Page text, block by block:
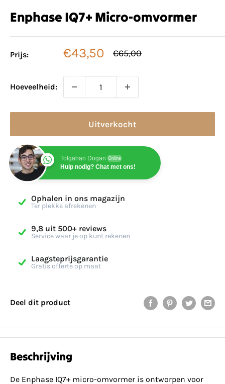
Enphase IQ7+ Micro-omvormer
Prijs: Verkoopprijs
€43,50
Normale
€65,00
Hoeveelheid:
Uitverkocht
Tolgahan Dogan Online
Hulp nodig? Chat met ons!
Ophalen in ons magazijn
Ter plekke afrekenen
9,8 uit 500+ reviews
Service waar je op kunt rekenen
Laagsteprijsgarantie
Gratis offerte op maat
Deel dit product
Beschrijving
De Enphase IQ7+ micro-omvormer is ontworpen voor